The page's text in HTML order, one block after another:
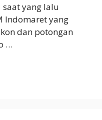
saat yang lalu
Indomaret yang
dan potongan
…